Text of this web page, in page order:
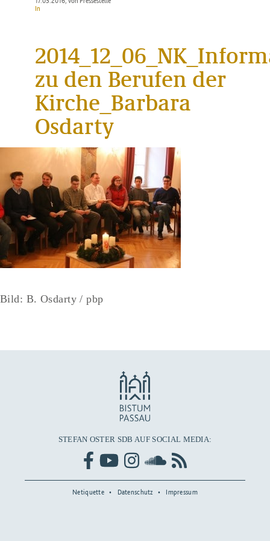
In
zu den Berufen der
Kirche_Barbara
Osdarty
Bild: B. Osdarty / pbp
STEFAN OSTER SDB AUF SOCIAL MEDIA:
Netiquette Datenschutz Impressum